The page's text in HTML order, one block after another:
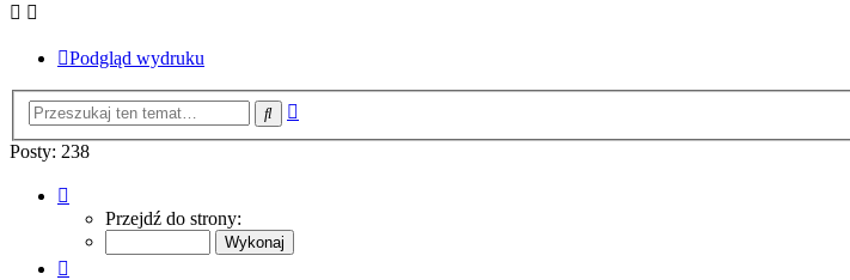
Podgląd wydruku
Szukaj
Posty: 238
24
Przejdź do strony: